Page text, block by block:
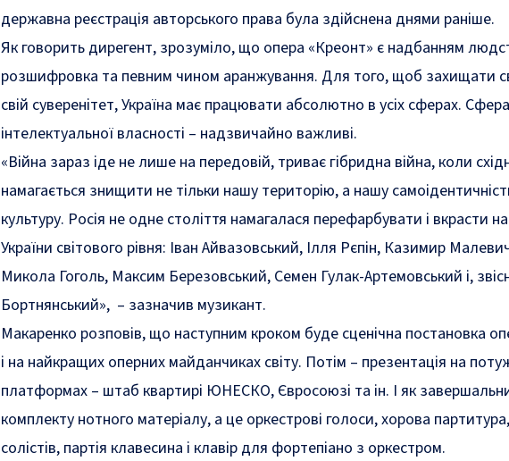
державна реєстрація авторського права була здійснена днями раніше.
Як говорить дирегент, зрозуміло, що опера «Креонт» є надбанням
розшифровка та певним чином аранжування. Для того, щоб захищати
свій суверенітет, Україна має працювати абсолютно в усіх сферах.
інтелектуальної власності – надзвичайно важливі.
«Війна зараз іде не лише на передовій, триває гібридна війна, коли
намагається знищити не тільки нашу територію, а нашу
культуру. Росія не одне століття намагалася перефарбувати і вкрасти
України світового рівня: Іван Айвазовський, Ілля Рєпін, Казимир
Микола Гоголь, Максим Березовський, Семен Гулак-Артемовський і,
Бортнянський», – зазначив музикант.
Макаренко розповів, що наступним кроком буде сценічна постановка
і на найкращих оперних майданчиках світу. Потім – презентація на
платформах – штаб квартирі ЮНЕСКО, Євросоюзі та ін. І як
комплекту нотного матеріалу, а це оркестрові голоси, хорова
солістів, партія клавесина і клавір для фортепіано з оркестром.